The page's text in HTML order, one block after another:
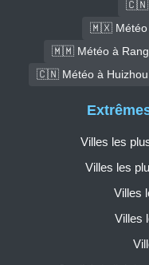
🇨🇳
🇲🇽 Météo
🇲🇲 Météo à
🇨🇳 Météo à Huizhou
Villes les
Villes les
Villes
Villes